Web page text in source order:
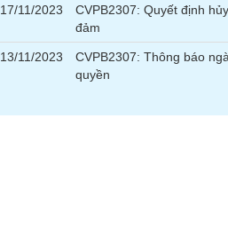
17/11/2023
CVPB2307: Quyết định
đảm
13/11/2023
CVPB2307: Thông báo
quyền